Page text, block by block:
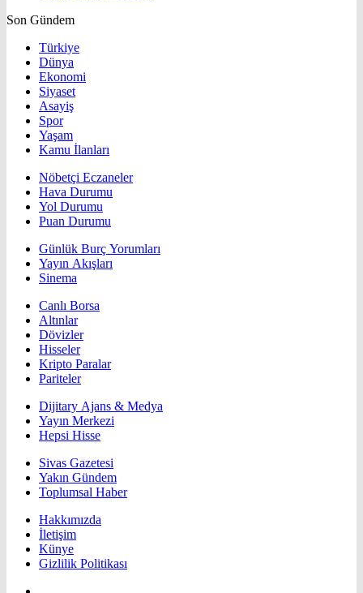
Son Gündem
Türkiye
Dünya
Ekonomi
Siyaset
Asayiş
Spor
Yaşam
Kamu İlanları
Nöbetçi Eczaneler
Hava Durumu
Yol Durumu
Puan Durumu
Günlük Burç Yorumları
Yayın Akışları
Sinema
Canlı Borsa
Altınlar
Dövizler
Hisseler
Kripto Paralar
Pariteler
Dijitary Ajans & Medya
Yayın Merkezi
Hepsi Hisse
Sivas Gazetesi
Yakın Gündem
Toplumsal Haber
Hakkımızda
İletişim
Künye
Gizlilik Politikası